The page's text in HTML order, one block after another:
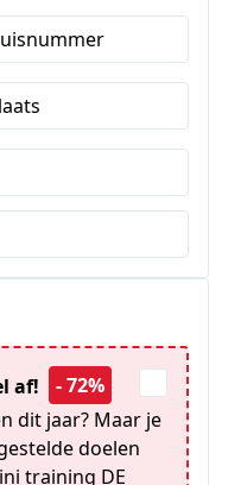
af!
- 72%
dit jaar? Maar je
doelen
training DE